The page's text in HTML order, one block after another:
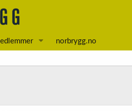
norbrygg.no